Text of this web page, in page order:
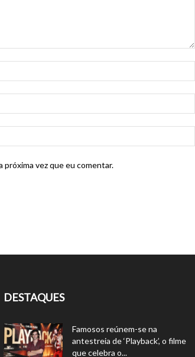
próxima vez que eu comentar.
DESTAQUES
Famosos reúnem-se na
antestreia de ‘Playback’, o filme
que celebra o...